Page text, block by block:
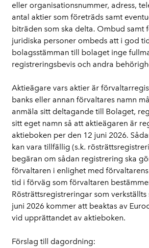
eller organisationsnummer, adress,
antal aktier som företräds samt
biträden som ska delta. Ombud samt
juridiska personer ombeds att i god
bolagsstämman till bolaget inge
registreringsbevis och andra
Aktieägare vars aktier är
banks eller annan förvaltares namn
anmäla sitt deltagande till Bolaget,
sitt eget namn så att aktieägaren är
aktieboken per den 12 juni 2026.
kan vara tillfällig (s.k.
begäran om sådan registrering ska
förvaltaren i enlighet med
tid i förväg som förvaltaren
Rösträttsregistreringar som verkställts
juni 2026 kommer att beaktas av
vid upprättandet av aktieboken.
Förslag till dagordning: